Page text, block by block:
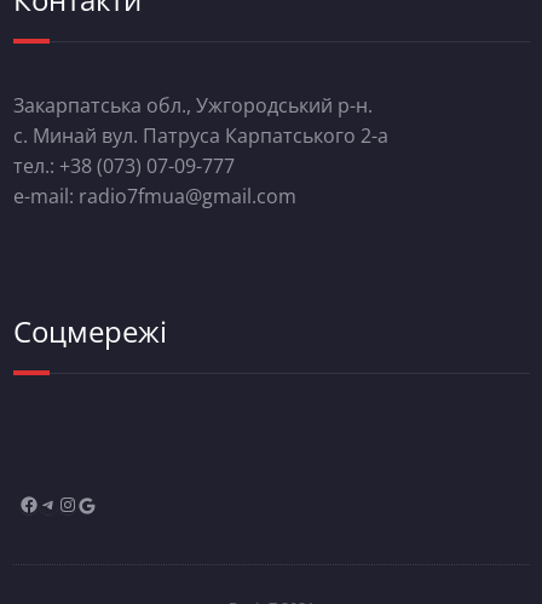
Закарпатська обл., Ужгородський р-н.
с. Минай вул. Патруса Карпатського 2-а
тел.: +38 (073) 07-09-777
e-mail: radio7fmua@gmail.com
Соцмережі